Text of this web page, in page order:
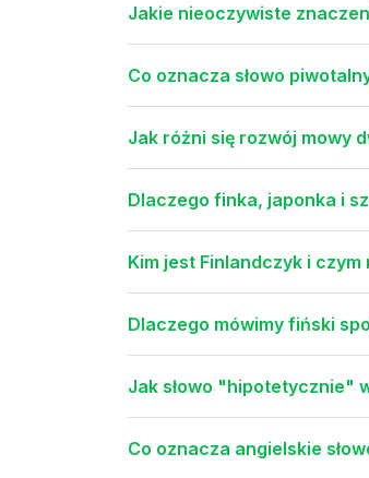
Jakie nieoczywiste
Co oznacza słowo
Jak różni się rozwój mowy
Dlaczego finka, japonka i
Kim jest Finlandczyk i czym
Dlaczego mówimy fiński
Jak słowo "hipotetycznie"
Co oznacza angielskie